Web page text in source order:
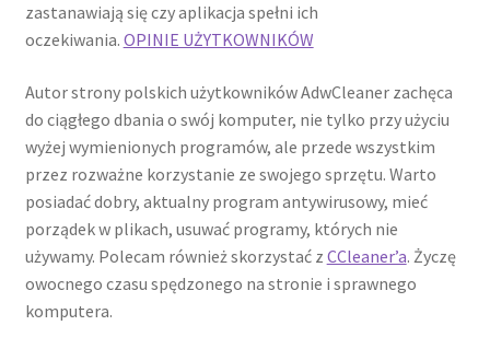
zastanawiają się czy aplikacja spełni ich
oczekiwania. OPINIE UŻYTKOWNIKÓW
Autor strony polskich użytkowników AdwCleaner zachęca
do ciągłego dbania o swój komputer, nie tylko przy użyciu
wyżej wymienionych programów, ale przede wszystkim
przez rozważne korzystanie ze swojego sprzętu. Warto
posiadać dobry, aktualny program antywirusowy, mieć
porządek w plikach, usuwać programy, których nie
używamy. Polecam również skorzystać z CCleaner’a. Życzę
owocnego czasu spędzonego na stronie i sprawnego
komputera.